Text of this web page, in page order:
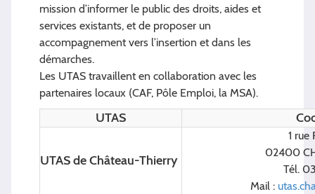
mission d’informer le public des droits, aides et
services existants, et de proposer un
accompagnement vers l’insertion et dans les
démarches.
Les UTAS travaillent en collaboration avec les
partenaires locaux (CAF, Pôle Emploi, la MSA).
UTAS
UTAS de Château-Thierry
1 rue
02400
Tél.
Mail :